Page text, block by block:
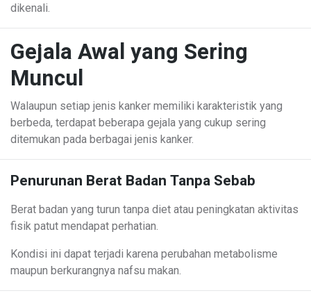
dikenali.
Gejala Awal yang Sering
Muncul
Walaupun setiap jenis kanker memiliki karakteristik yang
berbeda, terdapat beberapa gejala yang cukup sering
ditemukan pada berbagai jenis kanker.
Penurunan Berat Badan Tanpa Sebab
Berat badan yang turun tanpa diet atau peningkatan aktivitas
fisik patut mendapat perhatian.
Kondisi ini dapat terjadi karena perubahan metabolisme
maupun berkurangnya nafsu makan.